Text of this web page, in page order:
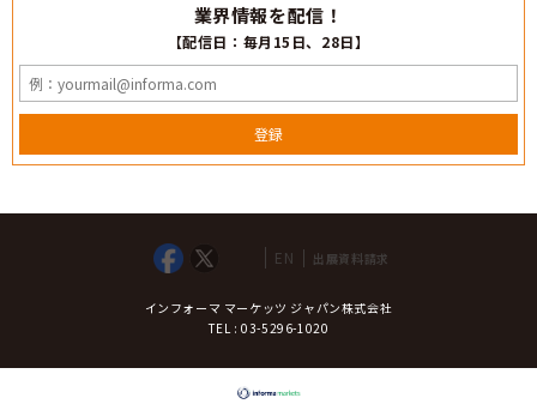
業界情報を配信！
【配信日：毎月15日、28日】
登録
EN 出展資料請求
インフォーマ マーケッツ ジャパン株式会社
TEL : 03-5296-1020